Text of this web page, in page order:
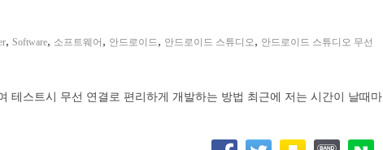
, Software, 소프트웨어 , 안드로이드, 안드로이드 스튜디오, 안드로이드 스튜디오 무선
테스트시 무선 연결로 편리하게 개발하는 방법 최근에 저는 시간이 날때마